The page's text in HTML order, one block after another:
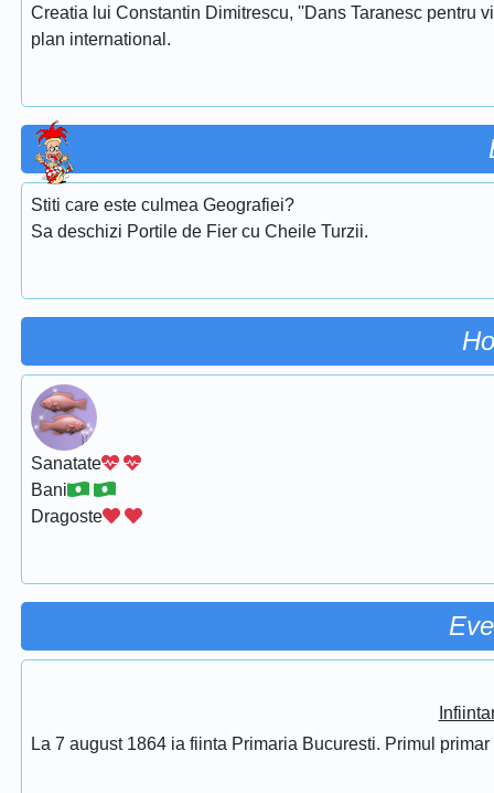
Creatia lui Constantin Dimitrescu, ''Dans Taranesc pentru
plan international.
Stiti care este culmea Geografiei?
Sa deschizi Portile de Fier cu Cheile Turzii.
Sanatate
Bani
Dragoste
La 7 august 1864 ia fiinta Primaria Bucuresti. Primul